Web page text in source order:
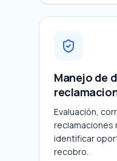
Manejo de
Evaluación,
reclamaciones
identificar
recobro.